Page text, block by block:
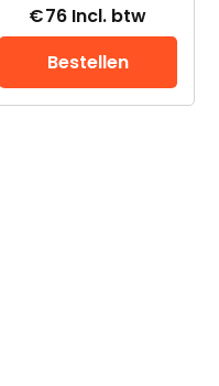
€76 Incl. btw
Bestellen